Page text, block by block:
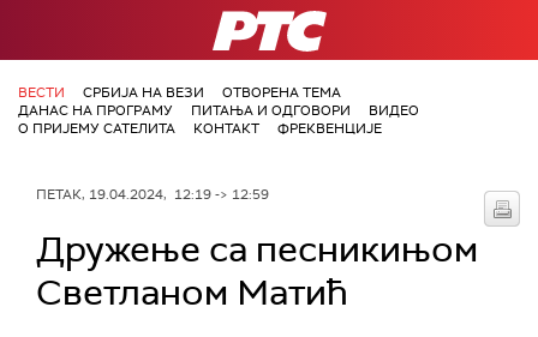
РТС
ВЕСТИ СРБИЈА НА ВЕЗИ
ОТВОРЕНА ТЕМА
ДАНАС НА ПРОГРАМУ
ПИТАЊА И ОДГОВОРИ
ВИДЕО
О ПРИЈЕМУ САТЕЛИТА
КОНТАКТ ФРЕКВЕНЦИЈЕ
ПЕТАК, 19.04.2024, 12:19 -> 12:59
Дружење са песникињом
Светланом Матић